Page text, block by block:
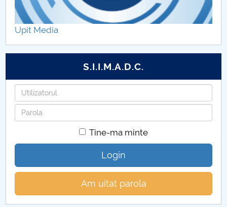
Hotărâri Senat din 28 octombrie 2013
Hotărâri Senat din 5 noiembrie 2013
Hotărâri Senat din 12 decembrie 2013
Upit Media
S.I.I.M.A.D.C.
Utilizatorul
Parola
Tine-ma minte
Login
Am uitat parola